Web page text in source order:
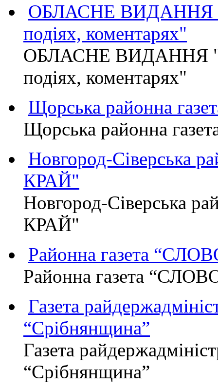
ОБЛАСНЕ ВИДАННЯ
подіях, коментарях"
ОБЛАСНЕ ВИДАННЯ
подіях, коментарях"
Щорська районна
Щорська районна
Новгород-Сіверська
КРАЙ"
Новгород-Сіверська
КРАЙ"
Районна газета
Районна газета
Газета
“Срібнянщина”
Газета
“Срібнянщина”